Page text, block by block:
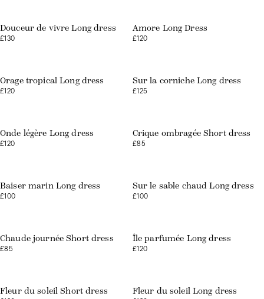
Douceur de vivre Long dress
£130
Amore Long Dress
£120
Orage tropical Long dress
£120
Sur la corniche Long dress
£125
Onde légère Long dress
£120
Crique ombragée Short dress
£85
Baiser marin Long dress
£100
Sur le sable chaud Long dress
£100
Chaude journée Short dress
£85
Île parfumée Long dress
£120
Fleur du soleil Short dress Fleur du soleil Long dress